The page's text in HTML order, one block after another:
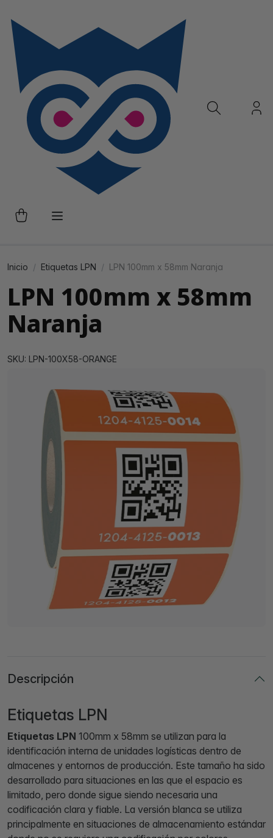
Inicio Etiquetas LPN LPN 100mm x 58mm Naranja
LPN 100mm x 58mm
Naranja
SKU: LPN-100X58-ORANGE
Descripción
Etiquetas LPN
Etiquetas LPN 100mm x 58mm se utilizan para la
identificación interna de unidades logísticas dentro de
almacenes y entornos de producción. Este tamaño ha sido
desarrollado para situaciones en las que el espacio es
limitado, pero donde sigue siendo necesaria una
codificación clara y fiable. La versión blanca se utiliza
principalmente en situaciones de almacenamiento estándar